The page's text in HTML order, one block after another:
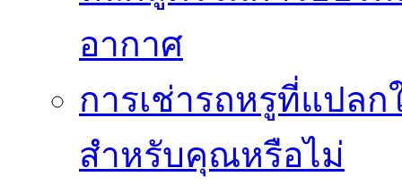
อากาศ
การเช่ารถหรูที่แปลก
สำหรับคุณหรือไม่